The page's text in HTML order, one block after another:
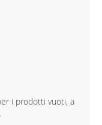
i prodotti vuoti, a